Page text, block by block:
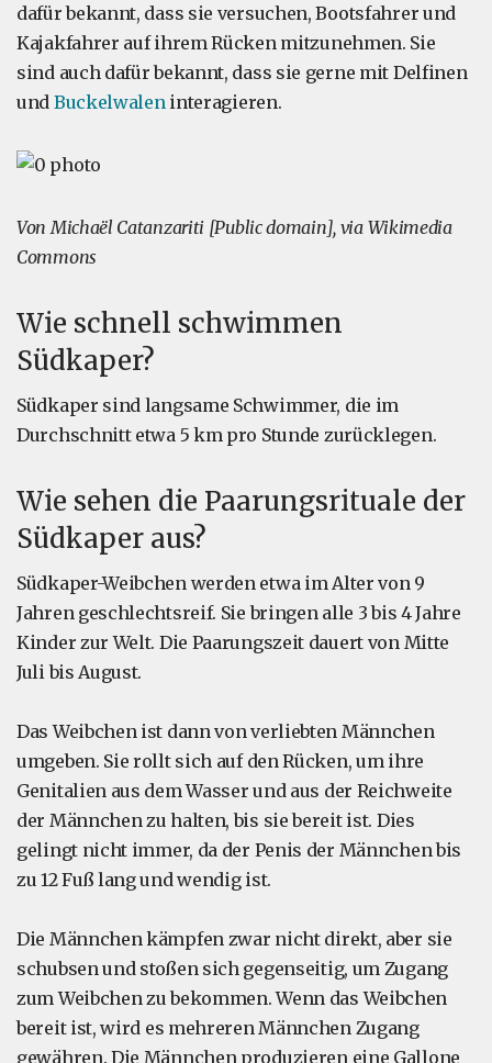
dafür bekannt, dass sie versuchen, Bootsfahrer und
Kajakfahrer auf ihrem Rücken mitzunehmen. Sie
sind auch dafür bekannt, dass sie gerne mit Delfinen
und Buckelwaleninteragieren.
Von Michaël Catanzariti [Public domain], via Wikimedia
Commons
Wie schnell schwimmen
Südkaper?
Südkaper sind langsame Schwimmer, die im
Durchschnitt etwa 5 km pro Stunde zurücklegen.
Wie sehen die Paarungsrituale der
Südkaper aus?
Südkaper-Weibchen werden etwa im Alter von 9
Jahren geschlechtsreif. Sie bringen alle 3 bis 4 Jahre
Kinder zur Welt. Die Paarungszeit dauert von Mitte
Juli bis August.
Das Weibchen ist dann von verliebten Männchen
umgeben. Sie rollt sich auf den Rücken, um ihre
Genitalien aus dem Wasser und aus der Reichweite
der Männchen zu halten, bis sie bereit ist. Dies
gelingt nicht immer, da der Penis der Männchen bis
zu 12 Fuß lang und wendig ist.
Die Männchen kämpfen zwar nicht direkt, aber sie
schubsen und stoßen sich gegenseitig, um Zugang
zum Weibchen zu bekommen. Wenn das Weibchen
bereit ist, wird es mehreren Männchen Zugang
gewähren. Die Männchen produzieren eine Gallone